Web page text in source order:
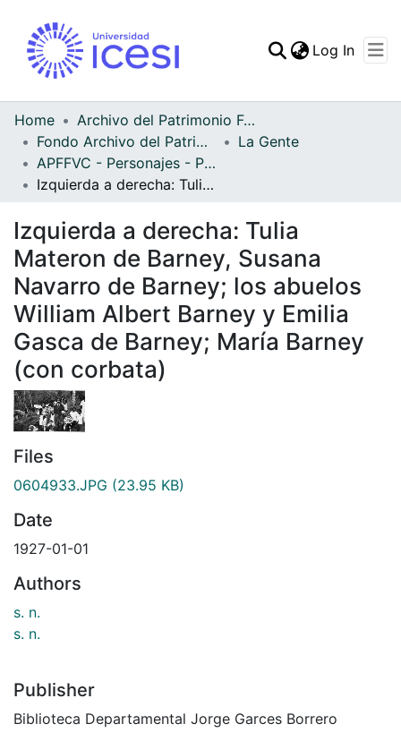
Statistics
Log In
Home
Archivo del Patrimonio Fotográfico y Fílmico del Valle del Cauca
Fondo Archivo del Patrimonio Fotográfico y Fílmico del Valle del Cauca
La Gente
APFFVC - Personajes - Patrimonial
Izquierda a derecha: Tulia Materon de Barney, Susana Navarro de Barney; los abuelos William Albert Barney y Emilia Gasca de Barney; María Barney (con corbata)
Izquierda a derecha: Tulia
Materon de Barney, Susana
Navarro de Barney; los abuelos
William Albert Barney y Emilia
Gasca de Barney; María Barney
(con corbata)
Files
0604933.JPG (23.95 KB)
Date
1927-01-01
Authors
s. n.
s. n.
Publisher
Biblioteca Departamental Jorge Garces Borrero